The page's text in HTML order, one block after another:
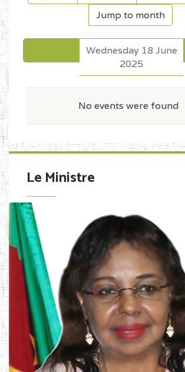
Jump to month
Wednesday 18 June
2025
No events were found
Le Ministre